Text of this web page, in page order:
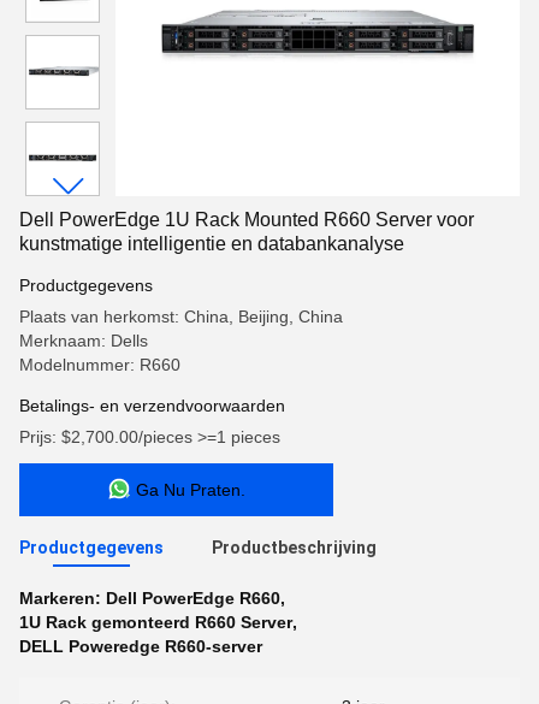
Dell PowerEdge 1U Rack Mounted R660 Server voor
kunstmatige intelligentie en databankanalyse
Productgegevens
Plaats van herkomst: China, Beijing, China
Merknaam: Dells
Modelnummer: R660
Betalings- en verzendvoorwaarden
Prijs: $2,700.00/pieces >=1 pieces
Ga Nu Praten.
Productgegevens Productbeschrijving
Markeren: Dell PowerEdge R660,
1U Rack gemonteerd R660 Server,
DELL Poweredge R660-server